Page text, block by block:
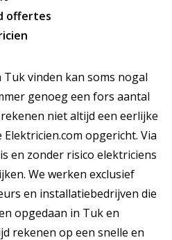
offertes
vinden kan soms nogal
genoeg een fors aantal
niet altijd een eerlijke
opgericht. Via
en zonder risico elektriciens
We werken exclusief
en installatiebedrijven die
opgedaan in Tuk en
rekenen op een snelle en